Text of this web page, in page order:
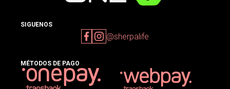
SIGUENOS
@sherpalife
MÉTODOS DE PAGO